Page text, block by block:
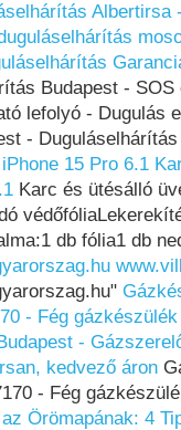
Budapest -
lefolyó - Dugulás
-
15 Pro 6.1
Karc és ütésálló
db fólia1 db
- Fég
-
kedvező áron
- Fég
Örömapának: 4